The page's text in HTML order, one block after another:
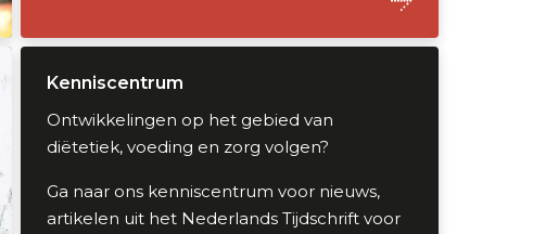
Kenniscentrum
Ontwikkelingen op het gebied van
diëtetiek, voeding en zorg volgen?
Ga naar ons kenniscentrum voor nieuws,
artikelen uit het Nederlands Tijdschrift voor